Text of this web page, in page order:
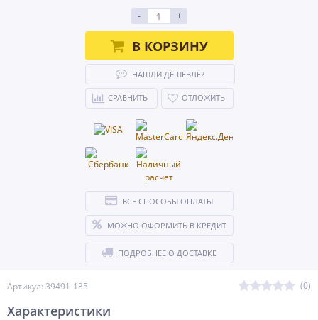
Артикул: 39491-135 (0)
-
+
В КОРЗИНУ
НАШЛИ ДЕШЕВЛЕ?
СРАВНИТЬ ОТЛОЖИТЬ
ВСЕ СПОСОБЫ ОПЛАТЫ
МОЖНО ОФОРМИТЬ В КРЕДИТ
ПОДРОБНЕЕ О ДОСТАВКЕ
Характеристики